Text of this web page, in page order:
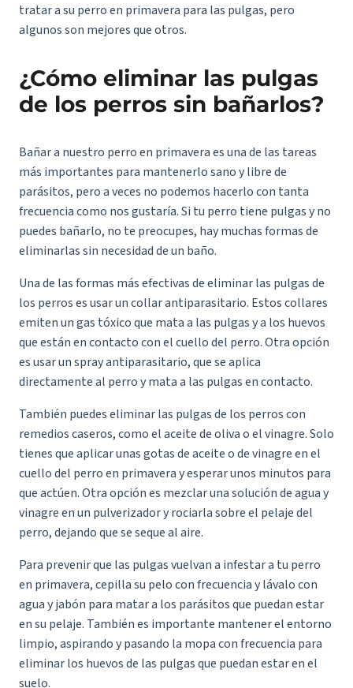
tratar a su perro en primavera para las pulgas, pero
algunos son mejores que otros.
¿Cómo eliminar las pulgas
de los perros sin bañarlos?
Bañar a nuestro perro en primavera es una de las tareas
más importantes para mantenerlo sano y libre de
parásitos, pero a veces no podemos hacerlo con tanta
frecuencia como nos gustaría. Si tu perro tiene pulgas y no
puedes bañarlo, no te preocupes, hay muchas formas de
eliminarlas sin necesidad de un baño.
Una de las formas más efectivas de eliminar las pulgas de
los perros es usar un collar antiparasitario. Estos collares
emiten un gas tóxico que mata a las pulgas y a los huevos
que están en contacto con el cuello del perro. Otra opción
es usar un spray antiparasitario, que se aplica
directamente al perro y mata a las pulgas en contacto.
También puedes eliminar las pulgas de los perros con
remedios caseros, como el aceite de oliva o el vinagre. Solo
tienes que aplicar unas gotas de aceite o de vinagre en el
cuello del perro en primavera y esperar unos minutos para
que actúen. Otra opción es mezclar una solución de agua y
vinagre en un pulverizador y rociarla sobre el pelaje del
perro, dejando que se seque al aire.
Para prevenir que las pulgas vuelvan a infestar a tu perro
en primavera, cepilla su pelo con frecuencia y lávalo con
agua y jabón para matar a los parásitos que puedan estar
en su pelaje. También es importante mantener el entorno
limpio, aspirando y pasando la mopa con frecuencia para
eliminar los huevos de las pulgas que puedan estar en el
suelo.